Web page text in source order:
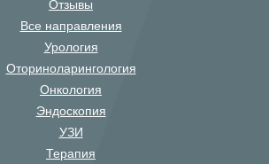
Отзывы
Все направления
Урология
Оториноларингология
Онкология
Эндоскопия
УЗИ
Терапия